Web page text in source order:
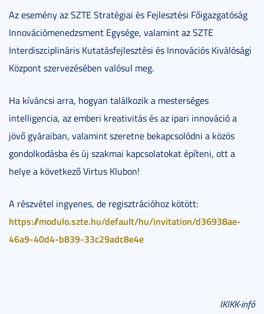
Az esemény az SZTE Stratégiai és Fejlesztési Főigazgatóság
Innovációmenedzsment Egysége, valamint az SZTE
Interdiszciplináris Kutatásfejlesztési és Innovációs Kiválósági
Központ szervezésében valósul meg.
Ha kíváncsi arra, hogyan találkozik a mesterséges
intelligencia, az emberi kreativitás és az ipari innováció a
jövő gyáraiban, valamint szeretne bekapcsolódni a közös
gondolkodásba és új szakmai kapcsolatokat építeni, ott a
helye a következő Virtus Klubon!
A részvétel ingyenes, de regisztrációhoz kötött:
https://modulo.szte.hu/default/hu/invitation/d36938ae-
46a9-40d4-b839-33c29adc8e4e
IKIKK-infó